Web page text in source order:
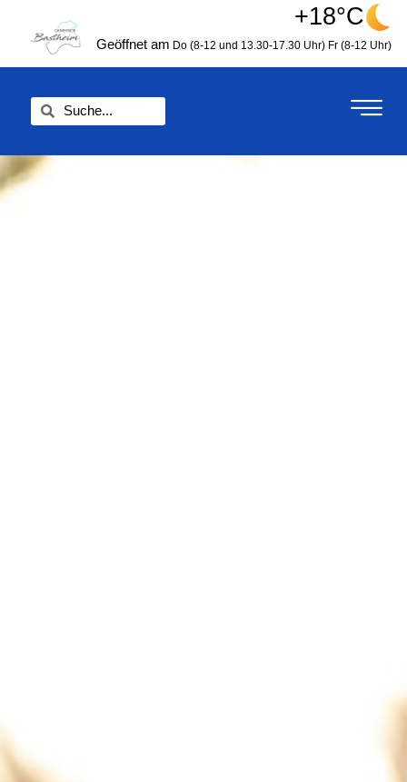
springen
+18°C
Geöffnet am Do (8-12 und 13.30-17.30 Uhr) Fr (8-12 Uhr)